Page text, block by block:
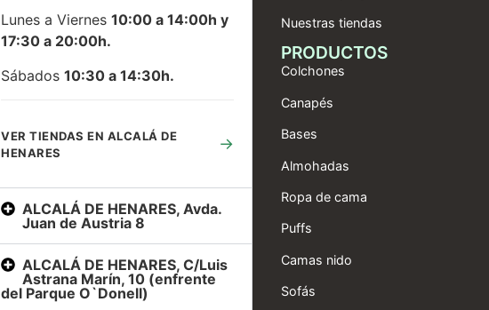
Lunes a Viernes 10:00 a 14:00h y
17:30 a 20:00h.
Sábados 10:30 a 14:30h.
VER TIENDAS EN ALCALÁ DE
HENARES
→
ALCALÁ DE HENARES, Avda.
Juan de Austria 8
ALCALÁ DE HENARES, C/Luis
Astrana Marín, 10 (enfrente
del Parque O`Donell)
Nuestras tiendas
PRODUCTOS
Colchones
Canapés
Bases
Almohadas
Ropa de cama
Puffs
Camas nido
Sofás